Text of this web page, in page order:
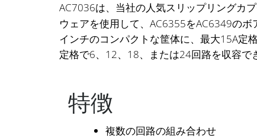
AC7036は、当社の人気スリップリングカ
ウェアを使用して、AC6355をAC6349の
インチのコンパクトな筐体に、最大15A定
定格で6、12、18、または24回路を収容で
特徴
複数の回路の組み合わせ